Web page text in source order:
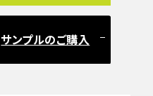
サンプルのご購入